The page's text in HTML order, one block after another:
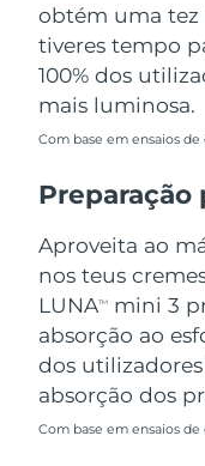
obtém uma
tiveres tempo
100% dos
mais luminosa.
Com base em ensaios
Preparação
Aproveita ao
nos teus
LUNATM
mini 3
absorção ao
dos
absorção dos
Com base em ensaios
Emirados Árabes
Unidos
Reino Unido
Vietnã